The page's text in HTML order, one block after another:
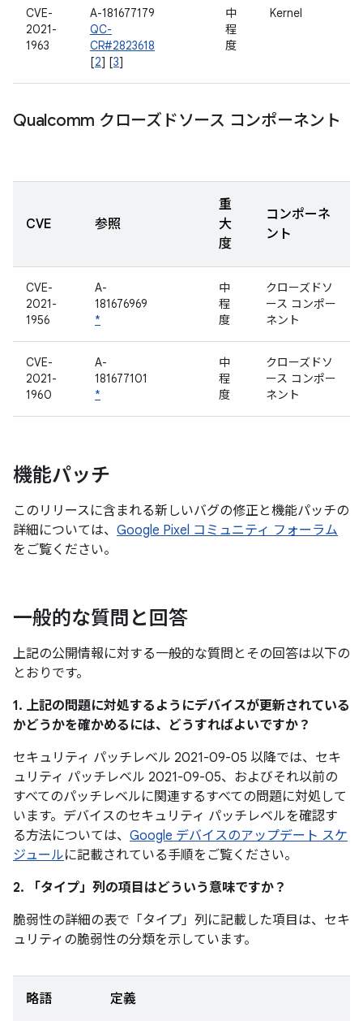
CVE-
2021-
1963
A-181677179
QC-
CR#2823618
[2] [3]
中
程
度
Kernel
Qualcomm クローズドソース コンポーネント
CVE 参照
重
大
度
コンポーネ
ント
CVE-
2021-
1956
A-
181676969
*
中
程
度
クローズドソ
ース コンポー
ネント
CVE-
2021-
1960
A-
181677101
*
中
程
度
クローズドソ
ース コンポー
ネント
機能パッチ
このリリースに含まれる新しいバグの修正と機能パッチの
詳細については、 Google Pixel コミュニティ フォーラム
をご覧ください。
一般的な質問と回答
上記の公開情報に対する一般的な質問とその回答は以下の
とおりです。
1. 上記の問題に対処するようにデバイスが更新されている
かどうかを確かめるには、どうすればよいですか？
セキュリティ パッチレベル 2021-09-05 以降では、セキ
ュリティ パッチレベル 2021-09-05、およびそれ以前の
すべてのパッチレベルに関連するすべての問題に対処して
います。デバイスのセキュリティ パッチレベルを確認す
る方法については、 Google デバイスのアップデート スケ
ジュールに記載されている手順をご覧ください。
2. 「タイプ」 列の項目はどういう意味ですか？
脆弱性の詳細の表で「タイプ」 列に記載した項目は、セキ
ュリティの脆弱性の分類を示しています。
略語 定義